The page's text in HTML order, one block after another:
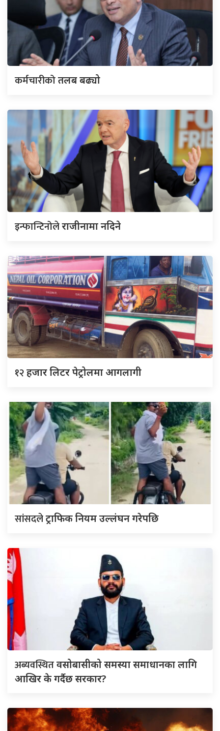
कर्मचारीकोतलब बढ्यो
इन्फान्टिनोलेराजीनामा नदिने
१२हजार लिटर पेट्रोलमा आगलागी
सांसदलेट्राफिक नियम उल्लंघन गरेपछि
अब्यवस्थितवसोबासीको समस्या समाधानका लागि
आखिर के गर्दैछ सरकार?